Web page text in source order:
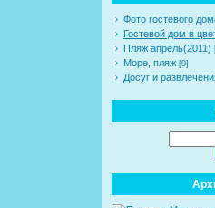
Фото гостевого
Гостевой дом в
Пляж апрель(2011)
Море, пляж [9]
Досуг и